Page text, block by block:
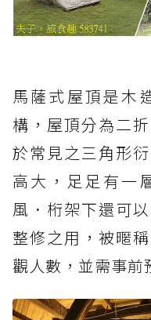
馬薩式屋頂是木
構，屋頂分為二
於常見之三角形
高大，足足有一
風．桁架下還可
整修之用，被暱
觀人數，並需事前